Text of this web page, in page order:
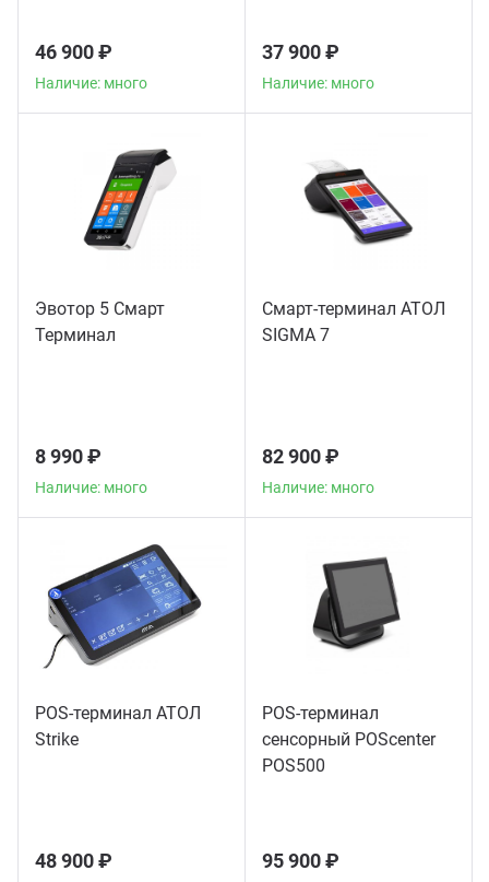
46 900 ₽
Наличие: много
37 900 ₽
Наличие: много
Эвотор 5 Смарт
Терминал
8 990 ₽
Наличие: много
Смарт-терминал АТОЛ
SIGMA 7
82 900 ₽
Наличие: много
POS-терминал АТОЛ
Strike
48 900 ₽
POS-терминал
сенсорный POScenter
POS500
95 900 ₽